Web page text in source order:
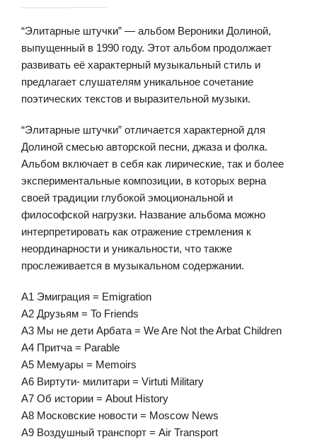
“Элитарные штучки” — альбом Вероники Долиной,
выпущенный в 1990 году. Этот альбом продолжает
развивать её характерный музыкальный стиль и
предлагает слушателям уникальное сочетание
поэтических текстов и выразительной музыки.
“Элитарные штучки” отличается характерной для
Долиной смесью авторской песни, джаза и фолка.
Альбом включает в себя как лирические, так и более
экспериментальные композиции, в которых верна
своей традиции глубокой эмоциональной и
философской нагрузки. Название альбома можно
интерпретировать как отражение стремления к
неординарности и уникальности, что также
прослеживается в музыкальном содержании.
A1 Эмиграция = Emigration
A2 Друзьям = To Friends
A3 Мы не дети Арбата = We Are Not the Arbat Children
A4 Притча = Parable
A5 Мемуары = Memoirs
A6 Виртути- милитари = Virtuti Military
A7 Об истории = About History
A8 Московские новости = Moscow News
A9 Воздушный транспорт = Air Transport